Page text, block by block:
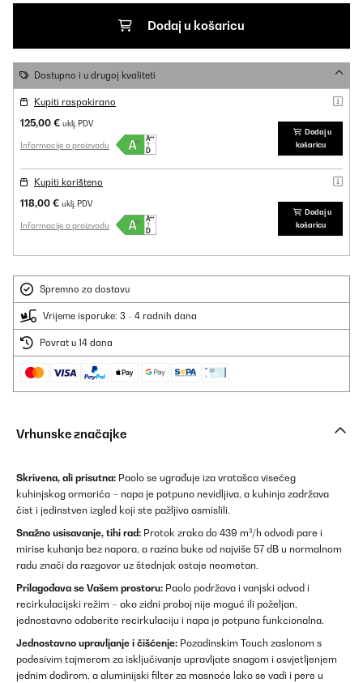
Dodaj u košaricu
Dostupno i u drugoj kvaliteti
Kupiti raspakirano
125,00 € uklj. PDV
Informacije o proizvodu
Dodaj u
košaricu
Kupiti korišteno
118,00 € uklj. PDV
Informacije o proizvodu
Dodaj u
košaricu
Spremno za dostavu
Vrijeme isporuke: 3 - 4 radnih dana
Povrat u 14 dana
Vrhunske značajke
Skrivena, ali prisutna: Paolo se ugrađuje iza vratašca visećeg
kuhinjskog ormarića – napa je potpuno nevidljiva, a kuhinja zadržava
čist i jedinstven izgled koji ste pažljivo osmislili.
Snažno usisavanje, tihi rad: Protok zraka do 439 m³/h odvodi pare i
mirise kuhanja bez napora, a razina buke od najviše 57 dB u normalnom
radu znači da razgovor uz štednjak ostaje neometan.
Prilagođava se Vašem prostoru: Paolo podržava i vanjski odvod i
recirkulacijski režim – ako zidni proboj nije moguć ili poželjan,
jednostavno odaberite recirkulaciju i napa je potpuno funkcionalna.
Jednostavno upravljanje i čišćenje: Pozadinskim Touch zaslonom s
podesivim tajmerom za isključivanje upravljate snagom i osvjetljenjem
jednim dodirom, a aluminijski filter za masnoće lako se vadi i pere u